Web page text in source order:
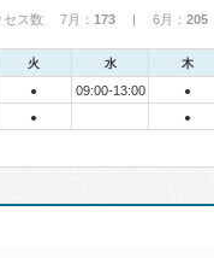
セス数 7月： 173 | 6月： 205
火 水 木
● 09:00-13:00 ●
● ●